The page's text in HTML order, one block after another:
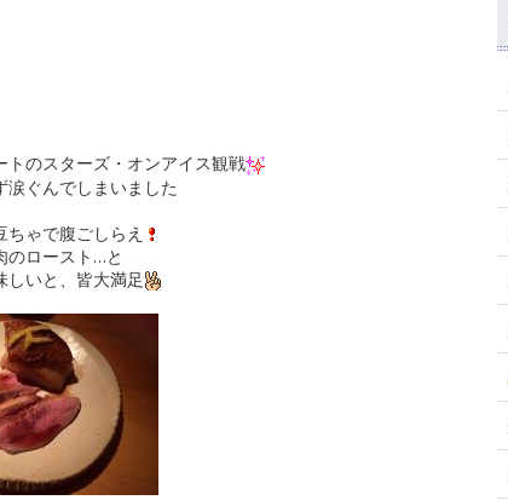
トのスターズ・オンアイス観戦
ぐんでしまいました
ゃで腹ごしらえ
のロースト…と
いと、皆大満足